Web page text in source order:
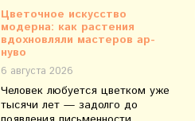
Цветочное искусство
модерна: как растения
вдохновляли мастеров ар-
нуво
6 августа 2026
Человек любуется цветком уже
тысячи лет — задолго до